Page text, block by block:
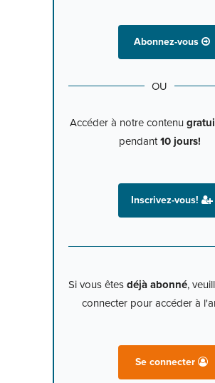
Abonnez-vous
OU
Accéder à notre contenu
pendant10 jours!
Inscrivez-vous!
Si vous êtes déjà abonné,
connecter pour accéder à
Se connecter